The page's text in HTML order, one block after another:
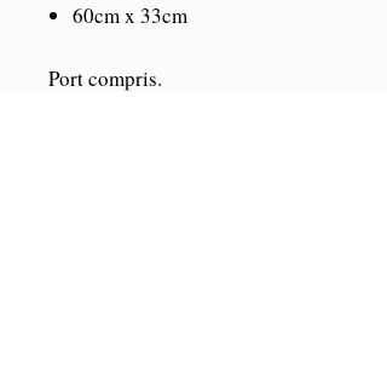
60cm x 33cm
Port compris.